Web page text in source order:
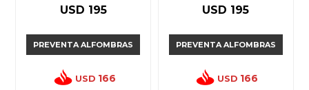
USD 195
PREVENTA ALFOMBRAS
USD 166
USD 195
PREVENTA ALFOMBRAS
USD 166